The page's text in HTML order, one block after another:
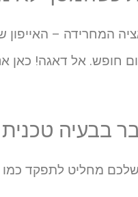
המחרידה –
חופש. אל דאגה! כאן
בבעיה
שלכם מחליט לתפקד